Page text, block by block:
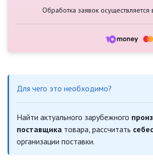
Обработка заявок осуществляется
Для чего это необходимо?
Найти актуального зарубежного
поставщика товара, рассчитать
организации поставки.